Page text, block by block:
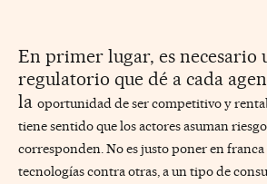
En primer lugar, es necesario
regulatorio que dé a cada
la oportunidad de ser competitivo y
tiene sentido que los actores asuman
corresponden. No es justo poner en franca
tecnologías contra otras, a un tipo de